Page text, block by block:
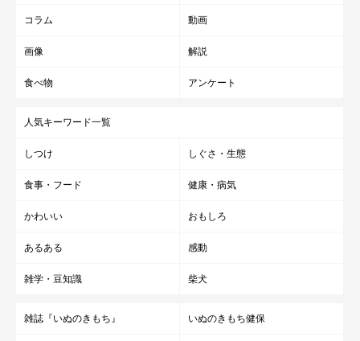
コラム 動画
画像 解説
食べ物 アンケート
人気キーワード一覧
しつけ しぐさ・生態
食事・フード 健康・病気
かわいい おもしろ
あるある 感動
雑学・豆知識 柴犬
雑誌『いぬのきもち』 いぬのきもち健保